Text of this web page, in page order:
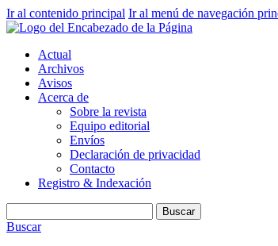
Ir al contenido principal Ir al menú de navegación
Actual
Archivos
Avisos
Acerca de
Sobre la revista
Equipo editorial
Envíos
Declaración de privacidad
Contacto
Registro & Indexación
Buscar
Buscar